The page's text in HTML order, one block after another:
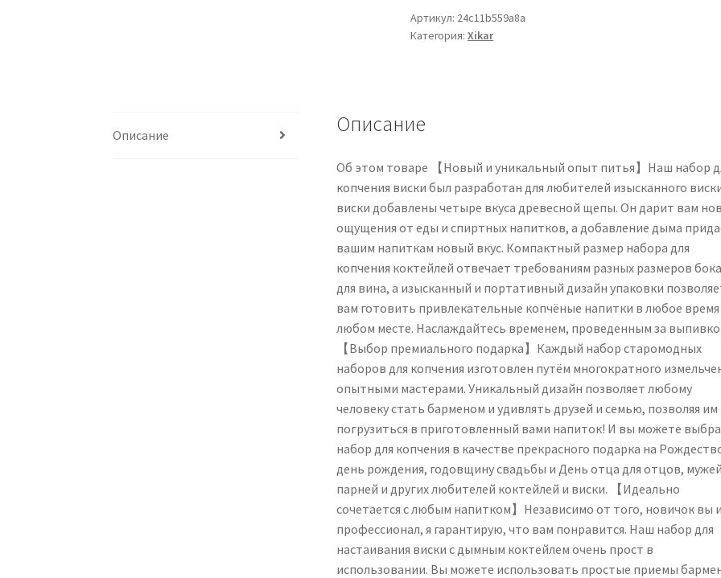
Smoker
Kit
Fashioned
4
Flavored
Smoking
Wood
Chips,
Drink
Smoker
Infuser
Kit
Gifts
for
Cocktail
Lovers,
Men,
Dad,
Husband,
Boss,
Boyfriend
(No
Butane)
Артикул: 24c11b559a8a
Категория:Xikar
Описание Описание
Об этом товаре 【Новый и уникальный опыт питья】Наш набор
копчения виски был разработан для любителей изысканного
виски добавлены четыре вкуса древесной щепы. Он дарит вам
ощущения от еды и спиртных напитков, а добавление дыма
вашим напиткам новый вкус. Компактный размер набора для
копчения коктейлей отвечает требованиям разных размеров
для вина, а изысканный и портативный дизайн упаковки
вам готовить привлекательные копчёные напитки в любое время
любом месте. Наслаждайтесь временем, проведенным за
【Выбор премиального подарка】Каждый набор старомодных
наборов для копчения изготовлен путём многократного
опытными мастерами. Уникальный дизайн позволяет любому
человеку стать барменом и удивлять друзей и семью, позволяя им
погрузиться в приготовленный вами напиток! И вы можете
набор для копчения в качестве прекрасного подарка на
день рождения, годовщину свадьбы и День отца для отцов,
парней и других любителей коктейлей и виски. 【Идеально
сочетается с любым напитком】Независимо от того, новичок вы
профессионал, я гарантирую, что вам понравится. Наш набор для
настаивания виски с дымным коктейлем очень прост в
использовании. Вы можете использовать простые приемы